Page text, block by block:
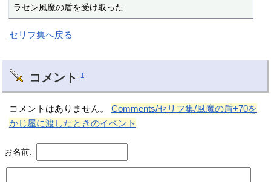
ラセン風魔の盾を受け取った
セリフ集へ戻る
コメント †
コメントはありません。Comments/セリフ集/風魔の盾+70を
かじ屋に渡したときのイベント
お名前: